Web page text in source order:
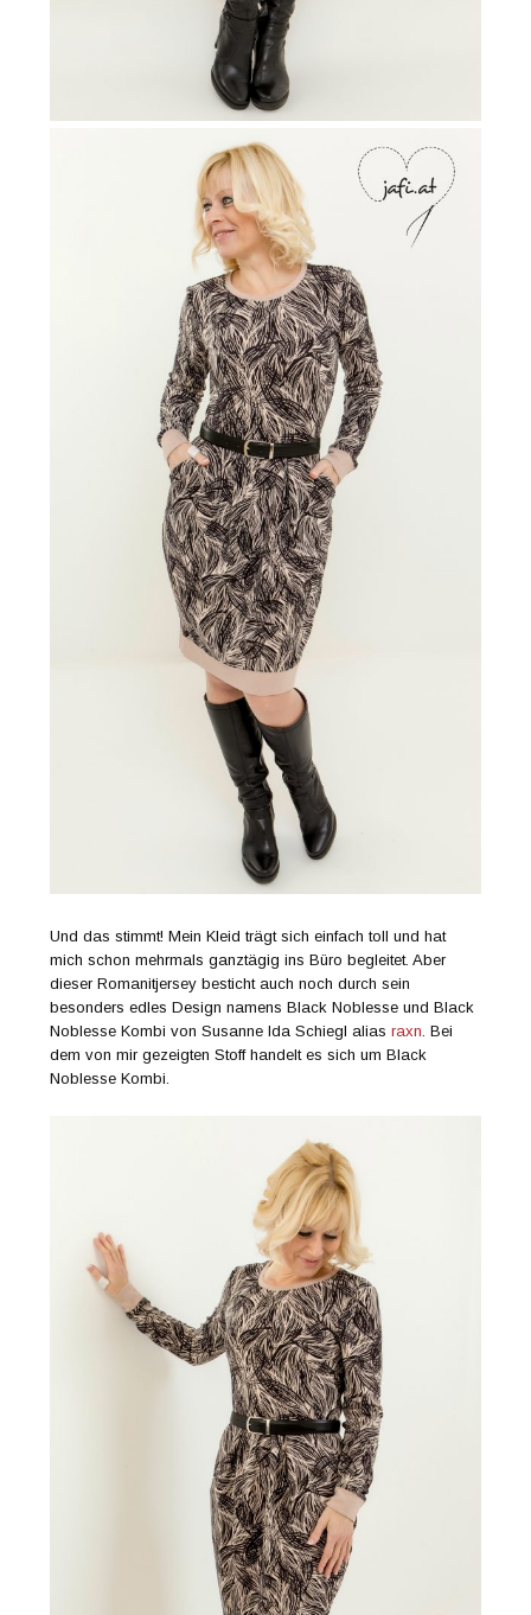
Und das stimmt! Mein Kleid trägt sich einfach toll und hat
mich schon mehrmals ganztägig ins Büro begleitet. Aber
dieser Romanitjersey besticht auch noch durch sein
besonders edles Design namens Black Noblesse und Black
Noblesse Kombi von Susanne Ida Schiegl aliasraxn. Bei
dem von mir gezeigten Stoff handelt es sich um Black
Noblesse Kombi.